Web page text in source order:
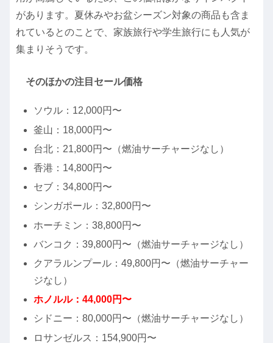
があります。夏休みやお盆シーズン対象の商品も含ま
れているとのことで、家族旅行や学生旅行にも人気が
集まりそうです。
そのほかの注目セール価格
ソウル：12,000円〜
釜山：18,000円〜
台北：21,800円〜（燃油サーチャージなし）
香港：14,800円〜
セブ：34,800円〜
シンガポール：32,800円〜
ホーチミン：38,800円〜
バンコク：39,800円〜（燃油サーチャージなし）
クアラルンプール：49,800円〜（燃油サーチャー
ジなし）
ホノルル：44,000円〜
シドニー：80,000円〜（燃油サーチャージなし）
ロサンゼルス：154,900円〜